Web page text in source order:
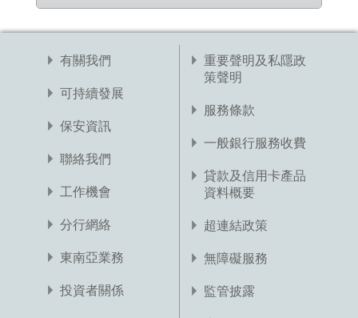
有關我們
可持續發展
保安資訊
聯絡我們
工作機會
分行網絡
東南亞業務
投資者關係
重要聲明及私隱政
策聲明
服務條款
一般銀行服務收費
貸款及信用卡產品
資料概要
超連結政策
無障礙服務
監管披露